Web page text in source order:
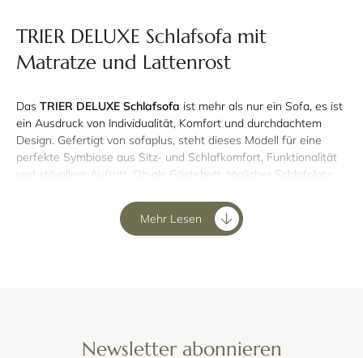
TRIER DELUXE Schlafsofa mit
Matratze und Lattenrost
Das TRIER DELUXE Schlafsofa ist mehr als nur ein Sofa, es ist
ein Ausdruck von Individualität, Komfort und durchdachtem
Design. Gefertigt von sofaplus, steht dieses Modell für eine
perfekte Symbiose aus Sitz- und Schlafkomfort, Funktionalität
und stilvollem Auftritt. Ob als Gästebett, täglicher Schlafplatz
herkömmlichen Bett messen kann. Der einfache und leichte
Mehr Lesen
Newsletter abonnieren